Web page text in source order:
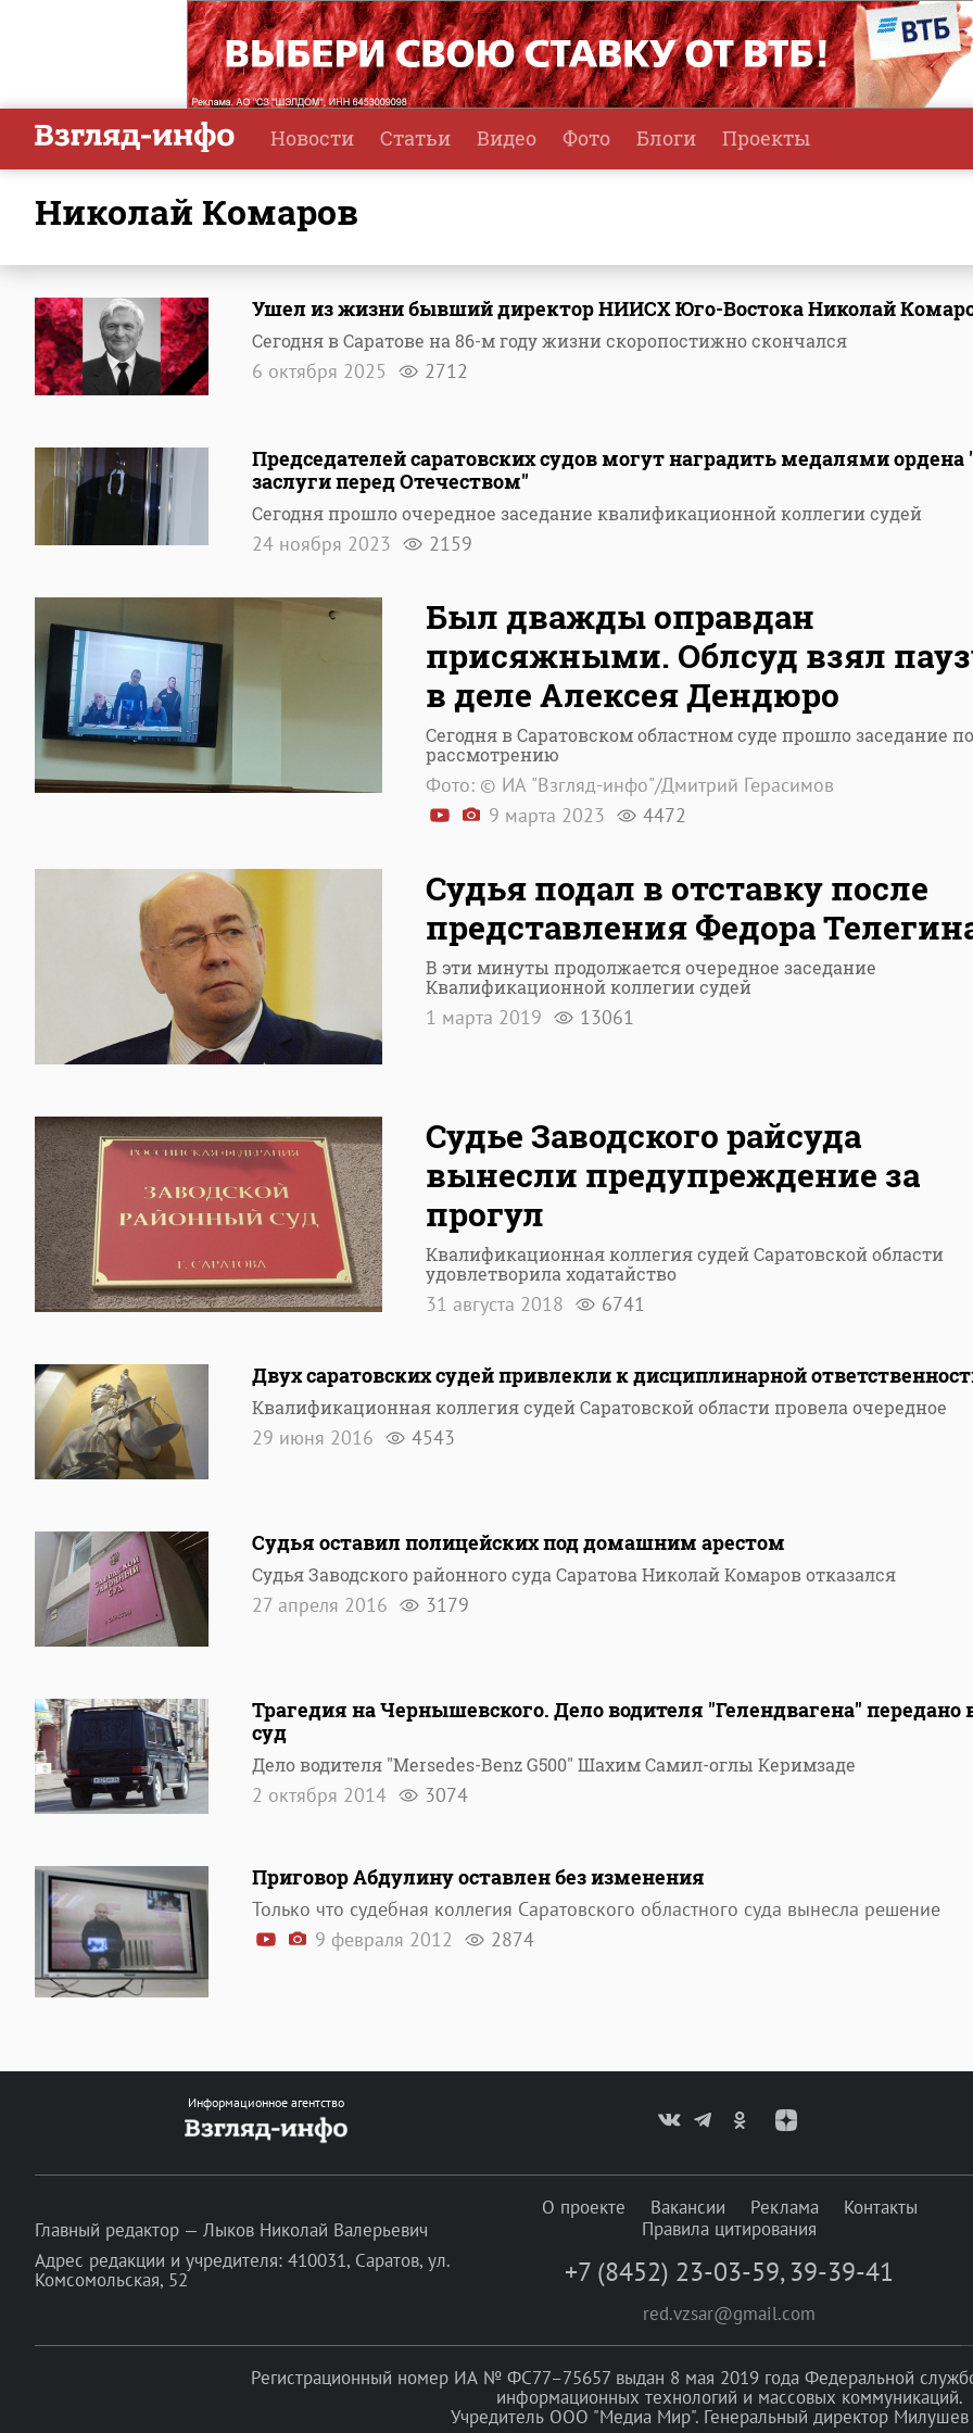
Новости Статьи Видео Фото Блоги Проекты
Николай Комаров
Ушел из жизни бывший директор НИИСХ Юго-Востока Николай
Сегодня в Саратове на 86-м году жизни скоропостижно скончался
6 октября 2025 2712
Председателей саратовских судов могут наградить медалями ордена
заслуги перед Отечеством"
Сегодня прошло очередное заседание квалификационной коллегии судей
24 ноября 2023 2159
Был дважды оправдан
присяжными. Облсуд взял
в деле Алексея Дендюро
Сегодня в Саратовском областном суде прошло заседание по
рассмотрению
Фото: © ИА "Взгляд-инфо"/Дмитрий Герасимов
9 марта 2023
4472
Судья подал в отставку после
представления Федора
В эти минуты продолжается очередное заседание
Квалификационной коллегии судей
1 марта 2019 13061
Судье Заводского райсуда
вынесли предупреждение за
прогул
Квалификационная коллегия судей Саратовской области
удовлетворила ходатайство
31 августа 2018 6741
Двух саратовских судей привлекли к дисциплинарной
Квалификационная коллегия судей Саратовской области провела очередное
29 июня 2016 4543
Судья оставил полицейских под домашним арестом
Судья Заводского районного суда Саратова Николай Комаров отказался
27 апреля 2016 3179
Трагедия на Чернышевского. Дело водителя "Гелендвагена" передано
суд
Дело водителя "Mersedes-Benz G500" Шахим Самил-оглы Керимзаде
2 октября 2014 3074
Приговор Абдулину оставлен без изменения
Только что судебная коллегия Саратовского областного суда вынесла решение
9 февраля 2012
2874
Информационное агентство
Главный редактор — Лыков Николай Валерьевич
Адрес редакции и учредителя: 410031, Саратов, ул.
Комсомольская, 52
О проекте Вакансии Реклама
Контакты
Правила цитирования
+7 (8452) 23-03-59, 39-39-41
red.vzsar@gmail.com
Регистрационный номер ИА № ФС77–75657 выдан 8 мая 2019 года Федеральной
информационных технологий и массовых коммуникаций.
Учредитель ООО "Медиа Мир". Генеральный директор